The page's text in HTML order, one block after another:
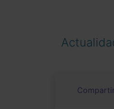
Compartir